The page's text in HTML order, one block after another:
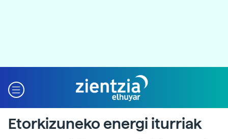
Etorkizuneko energi iturriak